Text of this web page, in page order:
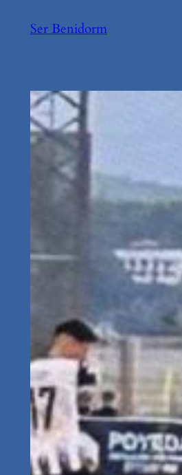
Ser Benidorm